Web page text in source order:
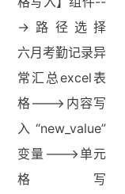
->路径选择
六月考勤记录异
常汇总excel表
格--->内容写
入“new_value”
变量--->单元
格写